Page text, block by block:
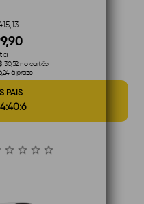
30,52 no cartão
à prazo
PAIS